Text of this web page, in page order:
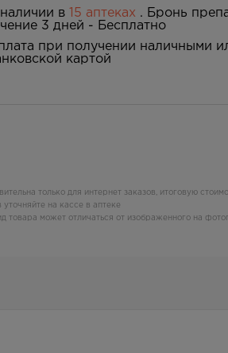
в 15 аптеках . Бронь
3 дней -
Бесплатно
при получении наличными
картой
только для интернет заказов, итоговую
уточняйте на кассе в аптеке
товара может отличаться от изображенного на